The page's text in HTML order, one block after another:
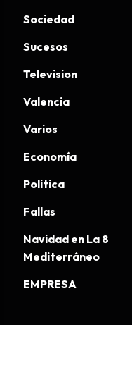
Sociedad
Sucesos
Television
Valencia
Varios
Economía
Politica
Fallas
Navidad en La 8
Mediterráneo
EMPRESA